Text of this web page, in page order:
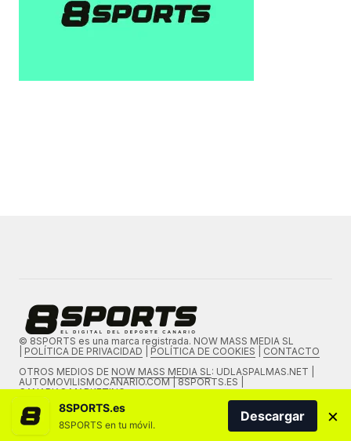
© 8SPORTS es una marca registrada. NOW MASS MEDIA SL
POLÍTICA DE PRIVACIDAD POLÍTICA DE COOKIES
CONTACTO
OTROS MEDIOS DE NOW MASS MEDIA SL: UDLASPALMAS.NET |
AUTOMOVILISMOCANARIO.COM | 8SPORTS.ES |
CANARIAS.MARKETING
8SPORTS.es
8SPORTS en tu móvil.
Descargar ×